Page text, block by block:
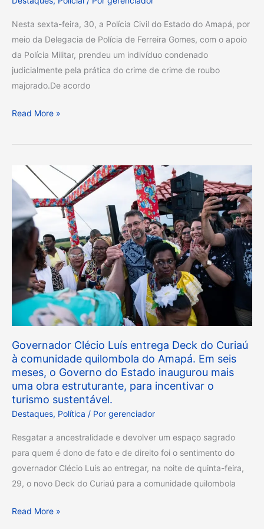
Nesta sexta-feira, 30, a Polícia Civil do Estado do Amapá, por
meio da Delegacia de Polícia de Ferreira Gomes, com o apoio
da Polícia Militar, prendeu um indivíduo condenado
judicialmente pela prática do crime de crime de roubo
majorado.De acordo
DE
ROUBO
Read More »
Governador Clécio Luís entrega Deck do Curiaú
à comunidade quilombola do Amapá. Em seis
meses, o Governo do Estado inaugurou mais
uma obra estruturante, para incentivar o
turismo sustentável.
Destaques, Política / Por gerenciador
Resgatar a ancestralidade e devolver um espaço sagrado
para quem é dono de fato e de direito foi o sentimento do
governador Clécio Luís ao entregar, na noite de quinta-feira,
29, o novo Deck do Curiaú para a comunidade quilombola
Governador
Clécio
entrega
Deck
Curiaú
comunidade
quilombola
do
Amapá.
Em
seis
meses,
o
Governo
do
inaugurou
mais
obra
Read More »